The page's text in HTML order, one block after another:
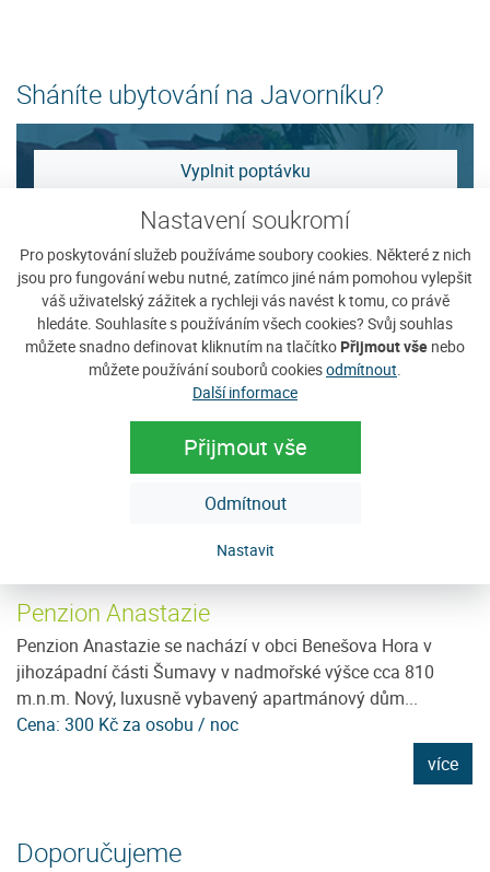
Nastavení soukromí
Pro poskytování služeb používáme soubory cookies. Některé z nich
jsou pro fungování webu nutné, zatímco jiné nám pomohou vylepšit
váš uživatelský zážitek a rychleji vás navést k tomu, co právě
hledáte. Souhlasíte s používáním všech cookies? Svůj souhlas
můžete snadno definovat kliknutím na tlačítko Přijmout vše nebo
můžete používání souborů cookiesodmítnout
Další informace
Přijmout vše
Odmítnout
Nastavit
Sháníte ubytování na Javorníku?
Vyplnit poptávku
Zobrazit nabídku
Tip na ubytování
Penzion Anastazie
Penzion Anastazie se nachází v obci Benešova Hora v
jihozápadní části Šumavy v nadmořské výšce cca 810
m.n.m. Nový, luxusně vybavený apartmánový dům...
Cena: 300 Kč za osobu / noc
více
Doporučujeme